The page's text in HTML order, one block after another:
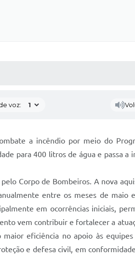
voz:
a incêndio por meio do
para 400 litros de água e passa
Corpo de Bombeiros. A nova
entre os meses de maio
em ocorrências iniciais,
vem contribuir e fortalecer a
eficiência no apoio às
e defesa civil, em